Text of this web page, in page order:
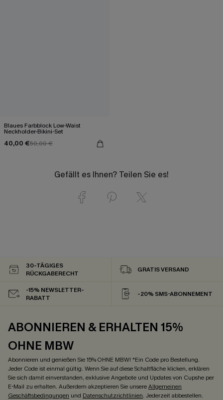
Blaues Farbblock Low-Waist
Neckholder-Bikini-Set
40,00 €50,00 €
Gefällt es Ihnen? Teilen Sie es!
30-TÄGIGES
RÜCKGABERECHT
GRATIS VERSAND
-15% NEWSLETTER-
RABATT
-20% SMS-ABONNEMENT
ABONNIEREN & ERHALTEN 15%
OHNE MBW
Abonnieren und genießen Sie 15% OHNE MBW! *Ein Code pro Bestellung.
Jeder Code ist einmal gültig. Wenn Sie auf diese Schaltfläche klicken, erklären
Sie sich damit einverstanden, exklusive Angebote und Updates von Cupshe per
E-Mail zu erhalten. Außerdem akzeptieren Sie unsereAllgemeinen
Geschäftsbedingungen und Datenschutzrichtlinien. Jederzeit abbestellen.